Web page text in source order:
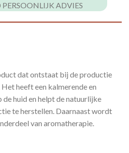
ADVIES
dat ontstaat bij de productie
heeft een kalmerende en
huid en helpt de natuurlijke
te herstellen. Daarnaast wordt
van aromatherapie.